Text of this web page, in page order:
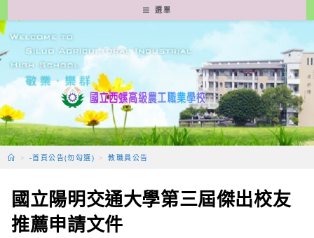
轉
至
要
容
選單
> -首頁公告(勿勾選) > 教職員公告
國立陽明交通大學第三屆傑出校友
推薦申請文件